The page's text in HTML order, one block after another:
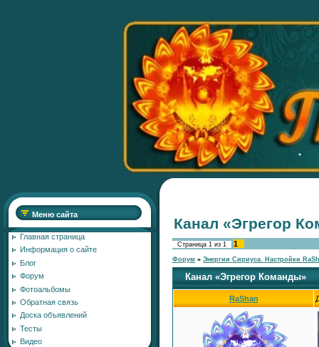
Меню сайта
Главная страница
Информация о сайте
Блог
Форум
Фотоальбомы
Обратная связь
Доска объявлений
Тесты
Видео
Канал «Эгрегор
Страница 1 из 1 1
Форум » Энергии Сириуса. Настройки
Канал «Эгрегор Команды»
RaShan